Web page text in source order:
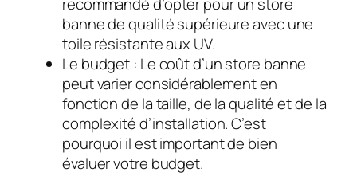
recommandé d’opter pour un store
banne de qualité supérieure avec une
toile résistante aux UV.
Le budget : Le coût d’un store banne
peut varier considérablement en
fonction de la taille, de la qualité et de la
complexité d’installation. C’est
pourquoi il est important de bien
évaluer votre budget.